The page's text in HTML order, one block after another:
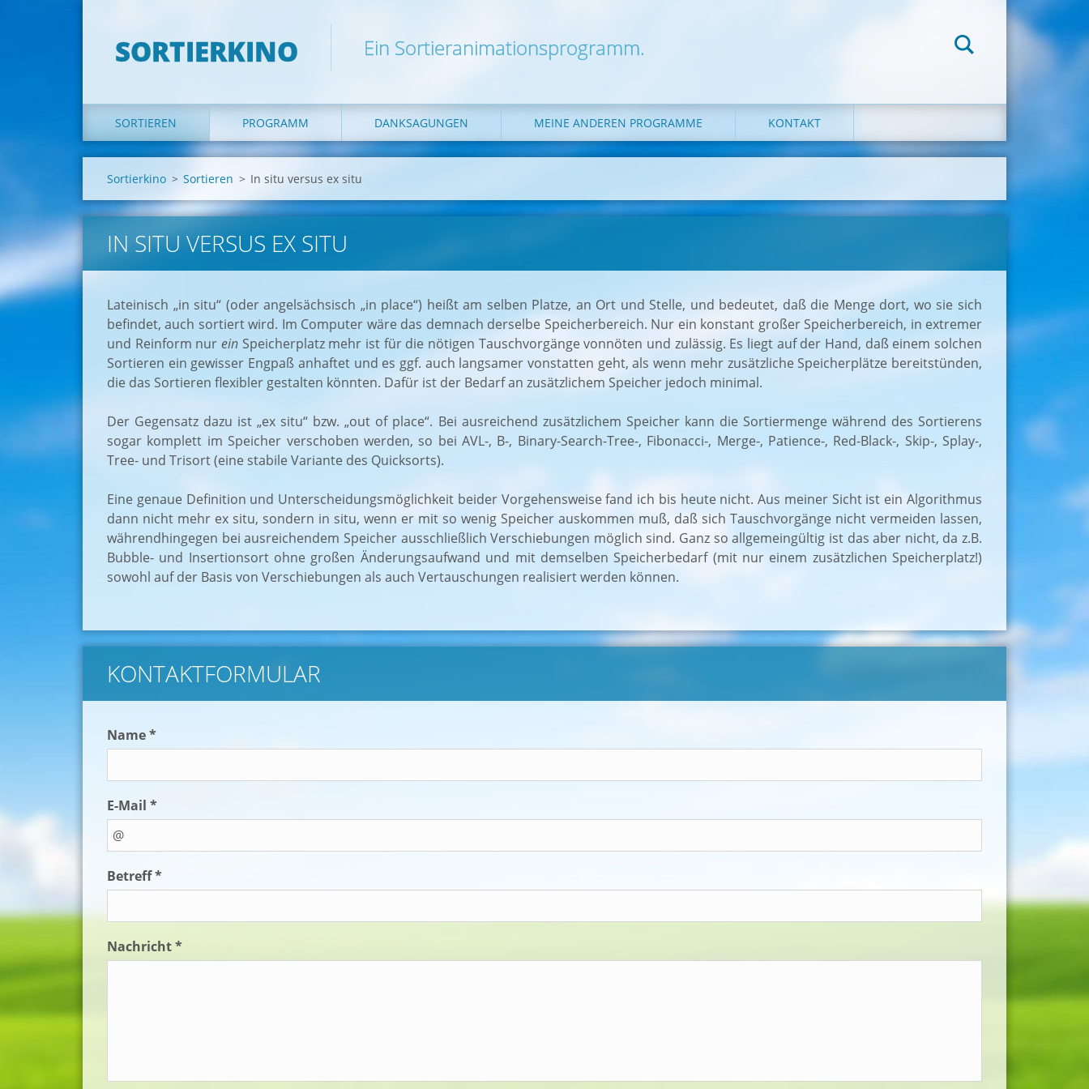
SORTIERKINO Ein Sortieranimationsprogramm.
SORTIEREN PROGRAMM DANKSAGUNGEN MEINE ANDEREN PROGRAMME KONTAKT
Sortierkino > Sortieren > In situ versus ex situ
IN SITU VERSUS EX SITU
Lateinisch „in situ“ (oder angelsächsisch „in place“) heißt am selben Platze, an Ort und Stelle, und bedeutet, daß die Menge dort, wo sie sich
befindet, auch sortiert wird. Im Computer wäre das demnach derselbe Speicherbereich. Nur ein konstant großer Speicherbereich, in extremer
und Reinform nur ein Speicherplatz mehr ist für die nötigen Tauschvorgänge vonnöten und zulässig. Es liegt auf der Hand, daß einem solchen
Sortieren ein gewisser Engpaß anhaftet und es ggf. auch langsamer vonstatten geht, als wenn mehr zusätzliche Speicherplätze bereitstünden,
die das Sortieren flexibler gestalten könnten. Dafür ist der Bedarf an zusätzlichem Speicher jedoch minimal.
Der Gegensatz dazu ist „ex situ“ bzw. „out of place“. Bei ausreichend zusätzlichem Speicher kann die Sortiermenge während des Sortierens
sogar komplett im Speicher verschoben werden, so bei AVL-, B-, Binary-Search-Tree-, Fibonacci-, Merge-, Patience-, Red-Black-, Skip-, Splay-,
Tree- und Trisort (eine stabile Variante des Quicksorts).
Eine genaue Definition und Unterscheidungsmöglichkeit beider Vorgehensweise fand ich bis heute nicht. Aus meiner Sicht ist ein Algorithmus
dann nicht mehr ex situ, sondern in situ, wenn er mit so wenig Speicher auskommen muß, daß sich Tauschvorgänge nicht vermeiden lassen,
währendhingegen bei ausreichendem Speicher ausschließlich Verschiebungen möglich sind. Ganz so allgemeingültig ist das aber nicht, da z.B.
Bubble- und Insertionsort ohne großen Änderungsaufwand und mit demselben Speicherbedarf (mit nur einem zusätzlichen Speicherplatz!)
sowohl auf der Basis von Verschiebungen als auch Vertauschungen realisiert werden können.
KONTAKTFORMULAR
Name *
E-Mail *
Betreff *
Nachricht *